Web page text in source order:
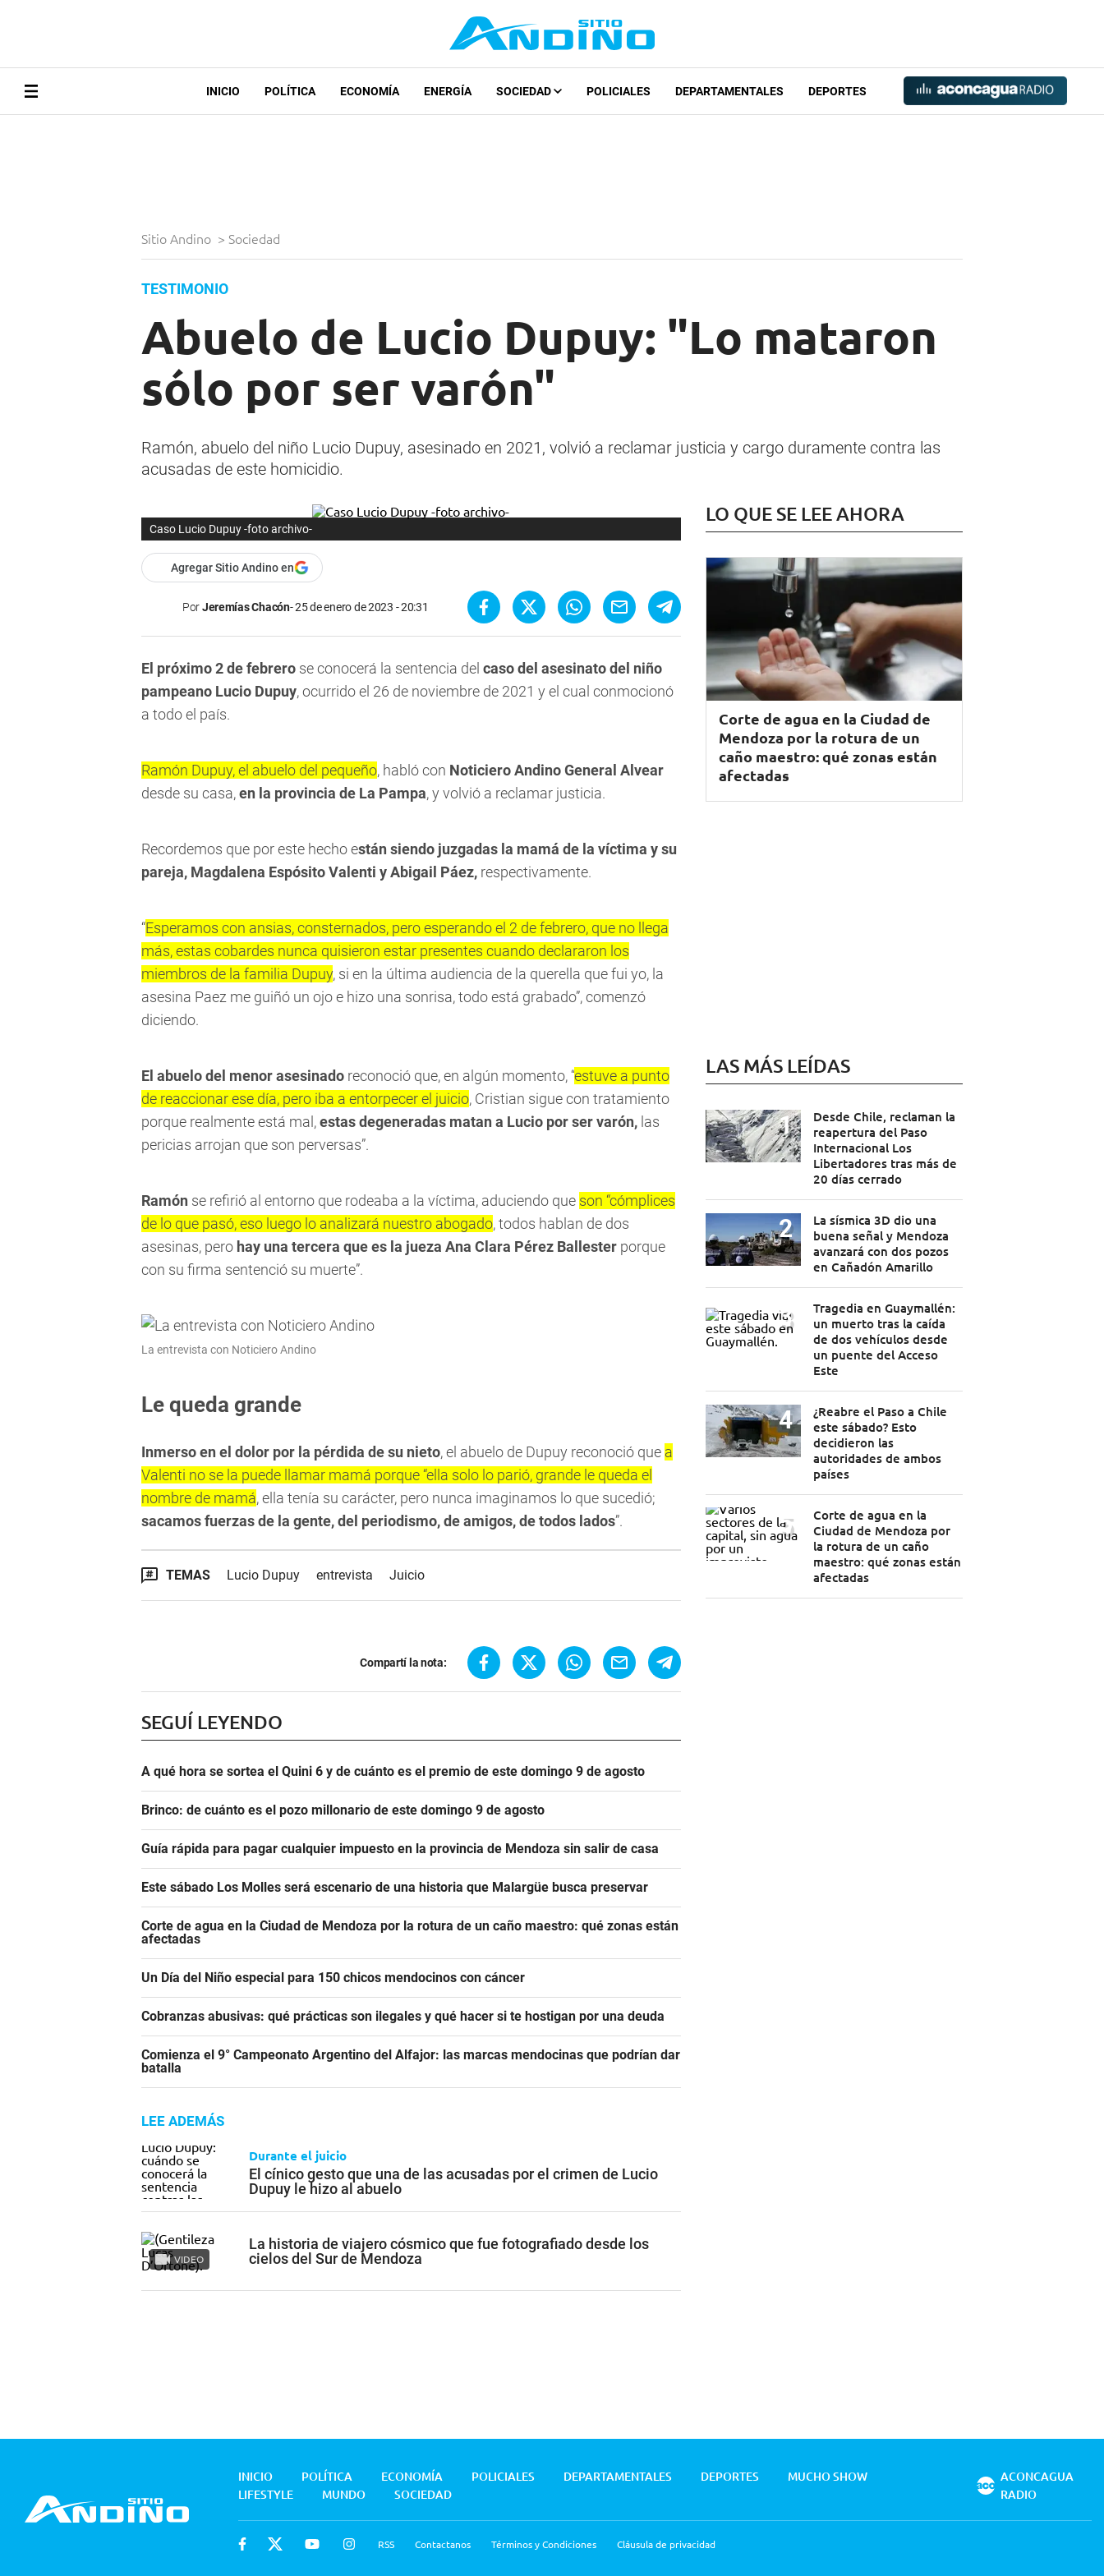
INICIO POLÍTICA ECONOMÍA ENERGÍA SOCIEDAD POLICIALES DEPARTAMENTALES DEPORTES
Sitio Andino > Sociedad
TESTIMONIO
Abuelo de Lucio Dupuy: "Lo mataron
sólo por ser varón"
Ramón, abuelo del niño Lucio Dupuy, asesinado en 2021, volvió a reclamar justicia y cargo duramente contra las
acusadas de este homicidio.
Caso Lucio Dupuy -foto archivo-
Agregar Sitio Andino en
PorJeremías Chacón 25 de enero de 2023 - 20:31
El próximo 2 de febrero se conocerá la sentencia del caso del asesinato del niño
pampeano Lucio Dupuy, ocurrido el 26 de noviembre de 2021 y el cual conmocionó
a todo el país.
Ramón Dupuy, el abuelo del pequeño, habló con Noticiero Andino General Alvear
desde su casa,en la provincia de La Pampa, y volvió a reclamar justicia.
Recordemos que por este hecho están siendo juzgadas la mamá de la víctima y su
pareja, Magdalena Espósito Valenti y Abigail Páez, respectivamente.
“Esperamos con ansias, consternados, pero esperando el 2 de febrero, que no llega
más, estas cobardes nunca quisieron estar presentes cuando declararon los
miembros de la familia Dupuy, si en la última audiencia de la querella que fui yo, la
asesina Paez me guiñó un ojo e hizo una sonrisa, todo está grabado”, comenzó
diciendo.
El abuelo del menor asesinado reconoció que, en algún momento, “estuve a punto
de reaccionar ese día, pero iba a entorpecer el juicio, Cristian sigue con tratamiento
porque realmente está mal,estas degeneradas matan a Lucio por ser varón, las
pericias arrojan que son perversas”.
Ramón se refirió al entorno que rodeaba a la víctima, aduciendo que son “cómplices
de lo que pasó, eso luego lo analizará nuestro abogado, todos hablan de dos
asesinas, pero hay una tercera que es la jueza Ana Clara Pérez Ballester porque
con su firma sentenció su muerte”.
La entrevista con Noticiero Andino
Le queda grande
Inmerso en el dolor por la pérdida de su nieto, el abuelo de Dupuy reconoció que a
Valenti no se la puede llamar mamá porque “ella solo lo parió, grande le queda el
nombre de mamá, ella tenía su carácter, pero nunca imaginamos lo que sucedió;
sacamos fuerzas de la gente, del periodismo, de amigos, de todos lados”.
TEMAS Lucio Dupuy entrevista Juicio
Compartí la nota:
SEGUÍ LEYENDO
A qué hora se sortea el Quini 6 y de cuánto es el premio de este domingo 9 de agosto
Brinco: de cuánto es el pozo millonario de este domingo 9 de agosto
Guía rápida para pagar cualquier impuesto en la provincia de Mendoza sin salir de casa
Este sábado Los Molles será escenario de una historia que Malargüe busca preservar
Corte de agua en la Ciudad de Mendoza por la rotura de un caño maestro: qué zonas están
afectadas
Un Día del Niño especial para 150 chicos mendocinos con cáncer
Cobranzas abusivas: qué prácticas son ilegales y qué hacer si te hostigan por una deuda
Comienza el 9° Campeonato Argentino del Alfajor: las marcas mendocinas que podrían dar
batalla
LEE ADEMÁS
Durante el juicio
El cínico gesto que una de las acusadas por el crimen de Lucio
Dupuy le hizo al abuelo
VIDEO
La historia de viajero cósmico que fue fotografiado desde los
cielos del Sur de Mendoza
LO QUE SE LEE AHORA
Corte de agua en la Ciudad de
Mendoza por la rotura de un
caño maestro: qué zonas están
afectadas
LAS MÁS LEÍDAS
Desde Chile, reclaman la
reapertura del Paso
Internacional Los
Libertadores tras más de
20 días cerrado
La sísmica 3D dio una
buena señal y Mendoza
avanzará con dos pozos
en Cañadón Amarillo
Tragedia en Guaymallén:
un muerto tras la caída
de dos vehículos desde
un puente del Acceso
Este
¿Reabre el Paso a Chile
este sábado? Esto
decidieron las
autoridades de ambos
países
Corte de agua en la
Ciudad de Mendoza por
la rotura de un caño
maestro: qué zonas están
afectadas
INICIO POLÍTICA ECONOMÍA POLICIALES DEPARTAMENTALES DEPORTES
MUCHO SHOW
LIFESTYLE
MUNDO SOCIEDAD
RSS Contactanos Términos y Condiciones Cláusula de privacidad
ACONCAGUA
RADIO